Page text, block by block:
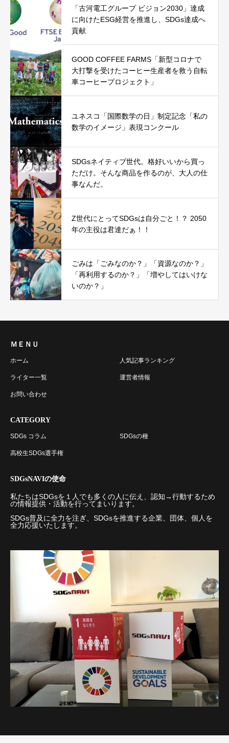
「古河電工グループ ビジョン2030」達成
に向けたESG経営を推進し、SDGs達成へ
貢献
GOOD COFFEE FARMS「新型コロナで
大打撃を受けたコーヒー生産者を救う自転
車コーヒープロジェクト」
ユネスコ「国際数学の日」制定記念「私の
数学のイメージ」表現コンクール
SDGsネイティブ世代。格好いいから買っ
ただけ。そんな商品を作るのが、大人の仕
事なんだ。
Z世代にとってSDGsは自分ごと！？ 2050
年の主役は君達だぁ！！
ごみは「ごみなのか？」「資源なのか？」
「再利用するのか？」「増やしてはいけな
いのか？」
ＭＥＮＵ
ホーム 人気記事ランキング
ライター一覧 運営者情報
お問い合わせ
CATEGORY
SDGs コラム SDGsの種
高校生SDGs選手権
SDGsNAVIの使命
私たちはSDGsを１人でも多くの人に伝え、認知→行動するため
の情報提供・活動を行ってまいります。
SDGs普及に全力を注ぎ、SDGsを推進する企業、団体、個人を
全力応援いたします。